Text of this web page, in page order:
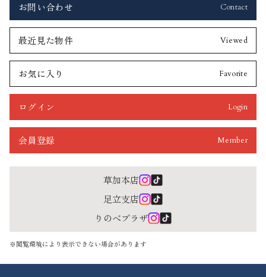
お問い合わせ Contact
最近見た物件 Viewed
お気に入り Favorite
ログイン Login
会員登録 Member
草加本店
足立支店
りのべプラザ
※閲覧環境により表示できない場合があります